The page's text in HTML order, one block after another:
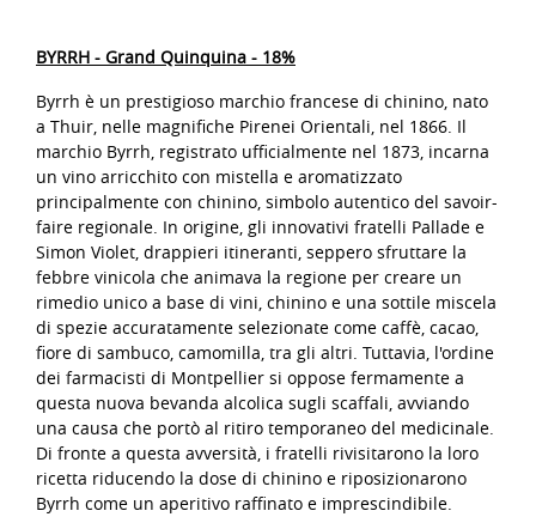
BYRRH - Grand Quinquina - 18%
Byrrh è un prestigioso marchio francese di chinino, nato
a Thuir, nelle magnifiche Pirenei Orientali, nel 1866. Il
marchio Byrrh, registrato ufficialmente nel 1873, incarna
un vino arricchito con mistella e aromatizzato
principalmente con chinino, simbolo autentico del savoir-
faire regionale. In origine, gli innovativi fratelli Pallade e
Simon Violet, drappieri itineranti, seppero sfruttare la
febbre vinicola che animava la regione per creare un
rimedio unico a base di vini, chinino e una sottile miscela
di spezie accuratamente selezionate come caffè, cacao,
fiore di sambuco, camomilla, tra gli altri. Tuttavia, l'ordine
dei farmacisti di Montpellier si oppose fermamente a
questa nuova bevanda alcolica sugli scaffali, avviando
una causa che portò al ritiro temporaneo del medicinale.
Di fronte a questa avversità, i fratelli rivisitarono la loro
ricetta riducendo la dose di chinino e riposizionarono
Byrrh come un aperitivo raffinato e imprescindibile.